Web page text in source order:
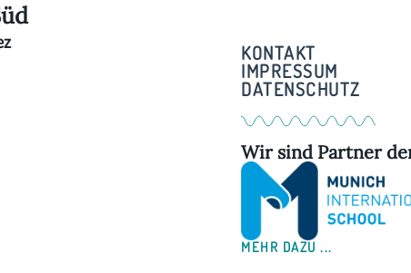
KONTAKT
IMPRESSUM
DATENSCHUTZ
Wir sind Partner
MEHR DAZU ...